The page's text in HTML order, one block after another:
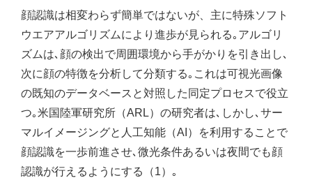
顔認識は相変わらず簡単ではないが、主に特殊ソフト
ウエアアルゴリズムにより進歩が見られる｡アルゴリ
ズムは､顔の検出で周囲環境から手がかりを引き出し､
次に顔の特徴を分析して分類する｡これは可視光画像
の既知のデータベースと対照した同定プロセスで役立
つ｡米国陸軍研究所（ARL）の研究者は､しかし､サー
マルイメージングと人工知能（AI）を利用することで
顔認識を一歩前進させ､微光条件あるいは夜間でも顔
認識が行えるようにする（1）｡